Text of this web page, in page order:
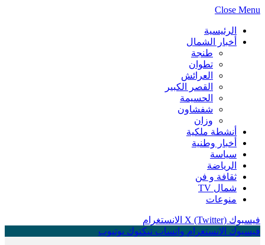
Close Menu
الرئيسية
أخبار الشمال
طنجة
تطوان
العرائش
القصر الكبير
الحسيمة
شفشاون
وزان
أنشطة ملكية
أخبار وطنية
سياسة
الرياضة
ثقافة و فن
شمال TV
منوعات
فيسبوك X (Twitter) الانستغرام
فيسبوك الانستغرام واتساب تيكتوك يوتيوب